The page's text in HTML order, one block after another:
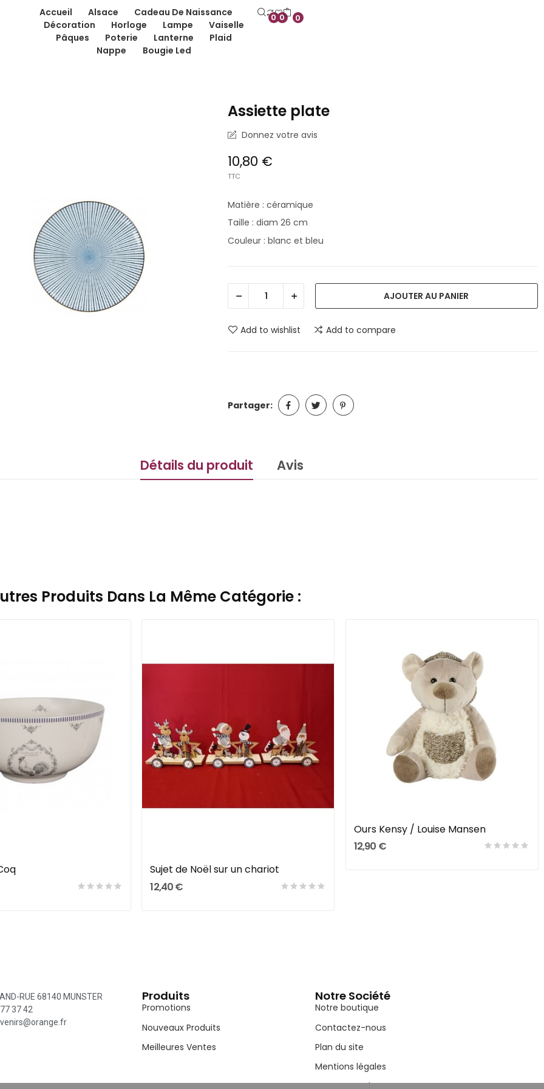
Accueil Alsace
Cadeau De Naissance
Décoration
Horloge Lampe
Vaiselle
Pâques
Poterie Lanterne
Plaid
Nappe
Bougie Led
0 0 0
Assiette plate
Donnez votre avis
10,80 €
TTC
Matière : céramique
Taille : diam 26 cm
Couleur : blanc et bleu
AJOUTER AU PANIER
Add to wishlist Add to compare
Partager:
Détails du produit Avis
Produits Dans La Même Catégorie :
Sujet de Noël sur un chariot
12,40 €
Ours Kensy / Louise Mansen
12,90 €
RUE 68140 MUNSTER
37 42
Produits
Promotions
Nouveaux Produits
Meilleures Ventes
Notre Société
Notre boutique
Contactez-nous
Plan du site
Mentions légales
Conditions d'utilisation